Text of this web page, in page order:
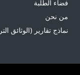
فضاء الطلبة
من نحن
نماذج تقارير (الوثائق